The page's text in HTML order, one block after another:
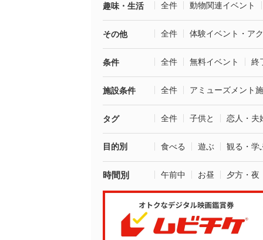
趣味・生活 全件 動物関連イベント
その他 全件 体験イベント・ア
条件 全件 無料イベント 終
施設条件 全件 アミューズメント
タグ 全件 子供と 恋人・夫
目的別 食べる 遊ぶ 観る・学
時間別 午前中 お昼 夕方・夜